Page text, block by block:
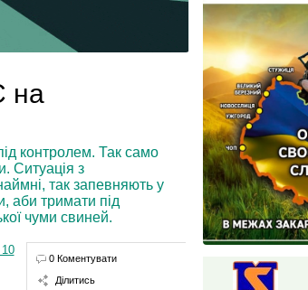
на
контролем. Так само
Ситуація з
так запевняють у
аби тримати під
чуми свиней.
0 Коментувати
Ділитись